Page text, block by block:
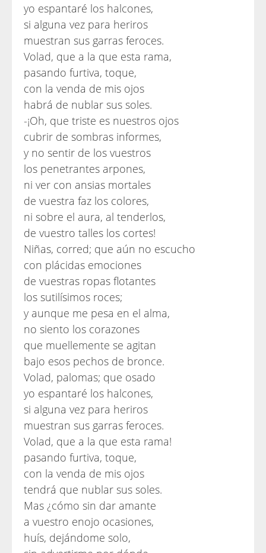
yo espantaré los halcones,
si alguna vez para heriros
muestran sus garras feroces.
Volad, que a la que esta rama,
pasando furtiva, toque,
con la venda de mis ojos
habrá de nublar sus soles.
-¡Oh, que triste es nuestros ojos
cubrir de sombras informes,
y no sentir de los vuestros
los penetrantes arpones,
ni ver con ansias mortales
de vuestra faz los colores,
ni sobre el aura, al tenderlos,
de vuestro talles los cortes!
Niñas, corred; que aún no escucho
con plácidas emociones
de vuestras ropas flotantes
los sutilísimos roces;
y aunque me pesa en el alma,
no siento los corazones
que muellemente se agitan
bajo esos pechos de bronce.
Volad, palomas; que osado
yo espantaré los halcones,
si alguna vez para heriros
muestran sus garras feroces.
Volad, que a la que esta rama!
pasando furtiva, toque,
con la venda de mis ojos
tendrá que nublar sus soles.
Mas ¿cómo sin dar amante
a vuestro enojo ocasiones,
huís, dejándome solo,